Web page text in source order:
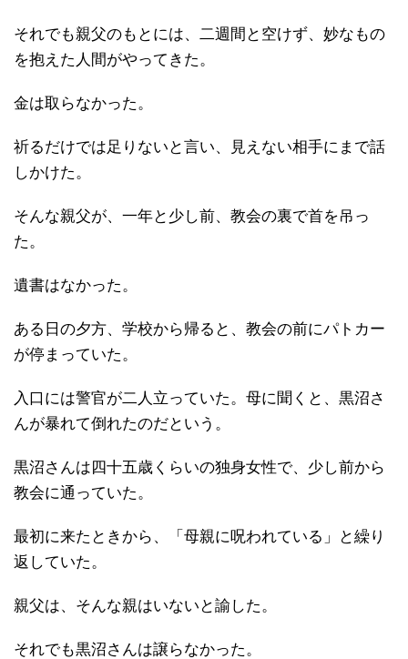
それでも親父のもとには、二週間と空けず、妙なもの
を抱えた人間がやってきた。
金は取らなかった。
祈るだけでは足りないと言い、見えない相手にまで話
しかけた。
そんな親父が、一年と少し前、教会の裏で首を吊っ
た。
遺書はなかった。
ある日の夕方、学校から帰ると、教会の前にパトカー
が停まっていた。
入口には警官が二人立っていた。母に聞くと、黒沼さ
んが暴れて倒れたのだという。
黒沼さんは四十五歳くらいの独身女性で、少し前から
教会に通っていた。
最初に来たときから、「母親に呪われている」と繰り
返していた。
親父は、そんな親はいないと諭した。
それでも黒沼さんは譲らなかった。